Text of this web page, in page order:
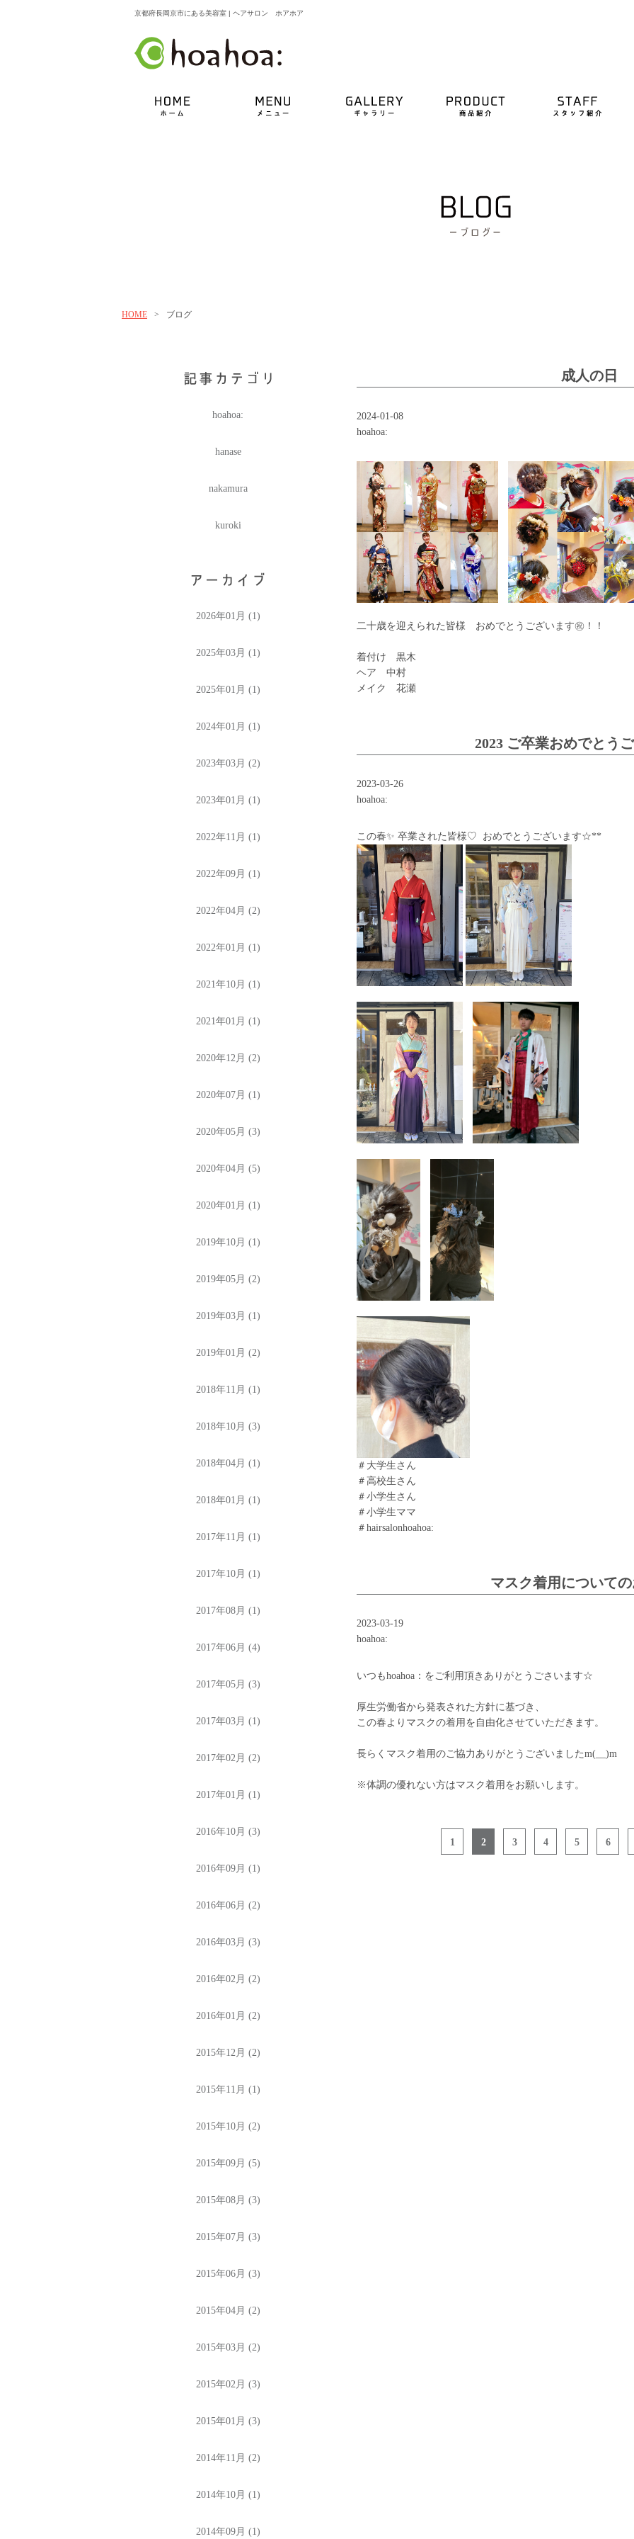
京都府長岡京市にある美容室 | ヘアサロン ホアホア
HOME > ブログ
成人の日
2024-01-08
hoahoa:
二十歳を迎えられた皆様 おめでとうございます㊗！！
着付け 黒木
ヘア 中村
メイク 花瀬
2023 ご卒業おめでとう
2023-03-26
hoahoa:
この春✨ 卒業された皆様♡ おめでとうございます☆**
＃大学生さん
＃高校生さん
＃小学生さん
＃小学生ママ
＃hairsalonhoahoa:
マスク着用について
2023-03-19
hoahoa:
いつもhoahoa：をご利用頂きありがとうごさいます☆
厚生労働省から発表された方針に基づき、
この春よりマスクの着用を自由化させていただきます。
長らくマスク着用のご協力ありがとうございましたm(__)m
※体調の優れない方はマスク着用をお願いします。
1 2 3 4 5 6
hoahoa:
hanase
nakamura
kuroki
2026年01月 (1)
2025年03月 (1)
2025年01月 (1)
2024年01月 (1)
2023年03月 (2)
2023年01月 (1)
2022年11月 (1)
2022年09月 (1)
2022年04月 (2)
2022年01月 (1)
2021年10月 (1)
2021年01月 (1)
2020年12月 (2)
2020年07月 (1)
2020年05月 (3)
2020年04月 (5)
2020年01月 (1)
2019年10月 (1)
2019年05月 (2)
2019年03月 (1)
2019年01月 (2)
2018年11月 (1)
2018年10月 (3)
2018年04月 (1)
2018年01月 (1)
2017年11月 (1)
2017年10月 (1)
2017年08月 (1)
2017年06月 (4)
2017年05月 (3)
2017年03月 (1)
2017年02月 (2)
2017年01月 (1)
2016年10月 (3)
2016年09月 (1)
2016年06月 (2)
2016年03月 (3)
2016年02月 (2)
2016年01月 (2)
2015年12月 (2)
2015年11月 (1)
2015年10月 (2)
2015年09月 (5)
2015年08月 (3)
2015年07月 (3)
2015年06月 (3)
2015年04月 (2)
2015年03月 (2)
2015年02月 (3)
2015年01月 (3)
2014年11月 (2)
2014年10月 (1)
2014年09月 (1)